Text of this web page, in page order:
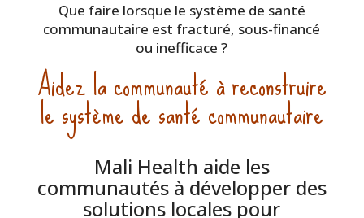
Que faire lorsque le système de santé
communautaire est fracturé, sous-financé
ou inefficace ?
Aidez la communauté à reconstruire
le système de santé communautaire
Mali Health aide les
communautés à développer des
solutions locales pour